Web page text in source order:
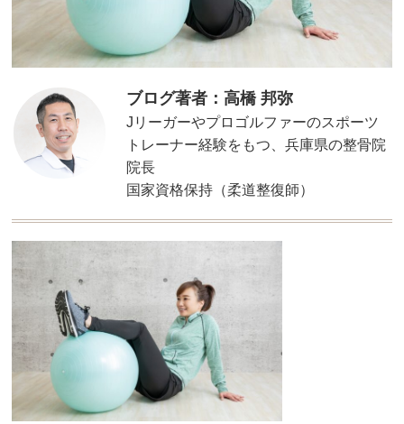
ブログ著者：高橋 邦弥
Jリーガーやプロゴルファーのスポーツ
トレーナー経験をもつ、兵庫県の整骨院
院長
国家資格保持（柔道整復師）